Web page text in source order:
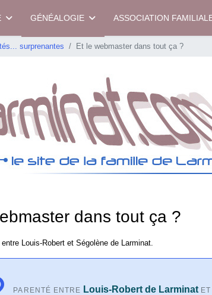
GÉNÉALOGIE ASSOCIATION
surprenantes Et le webmaster dans tout ça ?
dans tout ça ?
entre Louis-Robert et Ségolène de Larminat.
PARENTÉ ENTRE Louis-Robert de Larminat